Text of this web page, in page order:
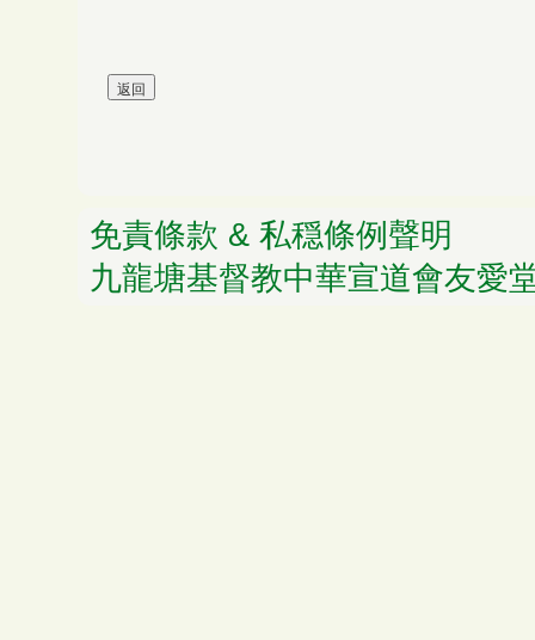
免責條款 & 私穏條例聲明
九龍塘基督教中華宣道會友愛